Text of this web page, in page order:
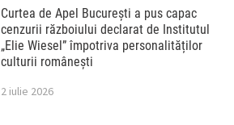
Curtea de Apel București a pus capac
cenzurii războiului declarat de Institutul
„Elie Wiesel” împotriva personalităților
culturii românești
2 iulie 2026